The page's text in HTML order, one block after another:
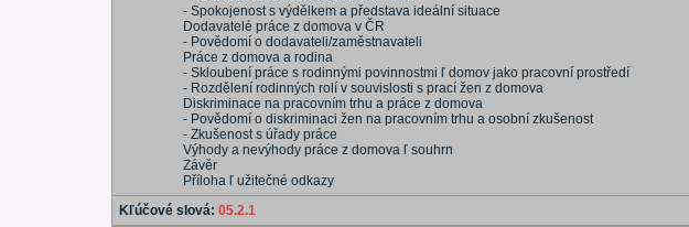
- Spokojenost s výdělkem a představa ideální situace
Dodavatelé práce z domova v ČR
- Povědomí o dodavateli/zaměstnavateli
Práce z domova a rodina
- Skloubení práce s rodinnými povinnostmi ľ domov jako pracovní prostředí
- Rozdělení rodinných rolí v souvislosti s prací žen z domova
Diskriminace na pracovním trhu a práce z domova
- Povědomí o diskriminaci žen na pracovním trhu a osobní zkušenost
- Zkušenost s úřady práce
Výhody a nevýhody práce z domova ľ souhrn
Závěr
Příloha ľ užitečné odkazy
Kľúčové slová: 05.2.1